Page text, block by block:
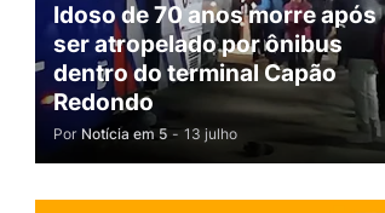
Idoso de 70 anos morre após
ser atropelado por ônibus
dentro do terminal Capão
Redondo
Por Notícia em 5 - 13 julho